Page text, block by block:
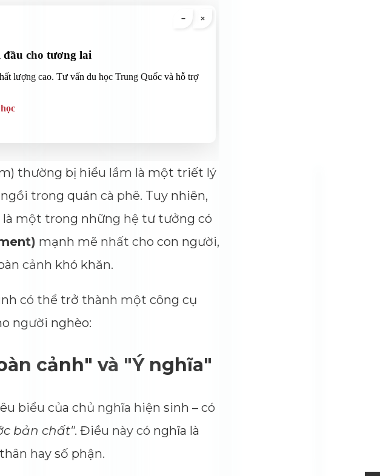
thường bị hiểu lầm là một triết lý
trong quán cà phê. Tuy nhiên,
một trong những hệ tư tưởng có
mạnh mẽ nhất cho con người,
cảnh khó khăn.
có thể trở thành một công cụ
người nghèo:
cảnh" và "Ý nghĩa"
biểu của chủ nghĩa hiện sinh – có
bản chất". Điều này có nghĩa là
hay số phận.